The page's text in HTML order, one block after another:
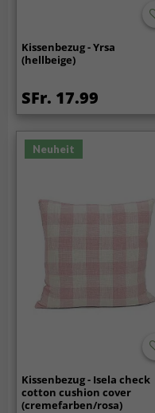
Kissenbezug - Yrsa
(hellbeige)
SFr. 17.99
Neuheit
Kissenbezug - Isela check
cotton cushion cover
(cremefarben/rosa)